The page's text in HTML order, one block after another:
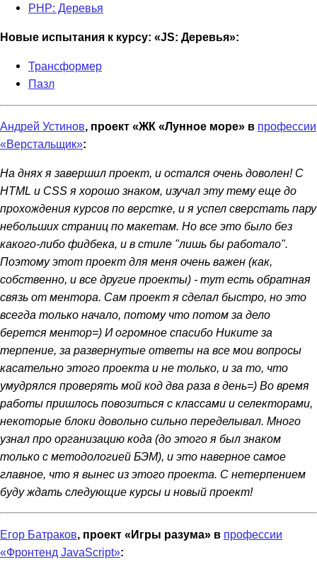
PHP: Деревья
Новые испытания к курсу: «JS: Деревья»:
Трансформер
Пазл
Андрей Устинов, проект «ЖК «Лунное море» в профессии
«Верстальщик»:
На днях я завершил проект, и остался очень доволен! С
HTML и CSS я хорошо знаком, изучал эту тему еще до
прохождения курсов по верстке, и я успел сверстать пару
небольших страниц по макетам. Но все это было без
какого-либо фидбека, и в стиле "лишь бы работало".
Поэтому этот проект для меня очень важен (как,
собственно, и все другие проекты) - тут есть обратная
связь от ментора. Сам проект я сделал быстро, но это
всегда только начало, потому что потом за дело
берется ментор=) И огромное спасибо Никите за
терпение, за развернутые ответы на все мои вопросы
касательно этого проекта и не только, и за то, что
умудрялся проверять мой код два раза в день=) Во время
работы пришлось повозиться с классами и селекторами,
некоторые блоки довольно сильно переделывал. Много
узнал про организацию кода (до этого я был знаком
только с методологией БЭМ), и это наверное самое
главное, что я вынес из этого проекта. С нетерпением
буду ждать следующие курсы и новый проект!
Егор Батраков, проект «Игры разума» в профессии
«Фронтенд JavaScript»: